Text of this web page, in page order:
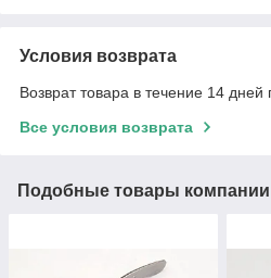
Условия возврата
Возврат товара в течение 14 дней
Все условия возврата
Подобные товары компании